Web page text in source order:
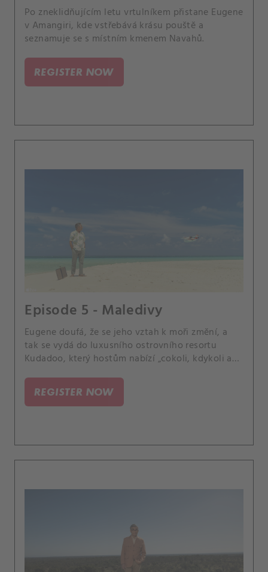
Po zneklidňujícím letu vrtulníkem přistane Eugene
v Amangiri, kde vstřebává krásu pouště a
seznamuje se s místním kmenem Navahů.
REGISTER NOW
Episode 5 - Maledivy
Eugene doufá, že se jeho vztah k moři změní, a
tak se vydá do luxusního ostrovního resortu
Kudadoo, který hostům nabízí „cokoli, kdykoli a
REGISTER NOW